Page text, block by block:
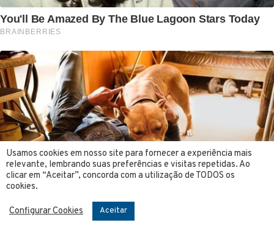
Usamos cookies em nosso site para fornecer a experiência mais
relevante, lembrando suas preferências e visitas repetidas. Ao
clicar em “Aceitar”, concorda com a utilização de TODOS os
cookies.
Configurar Cookies Aceitar